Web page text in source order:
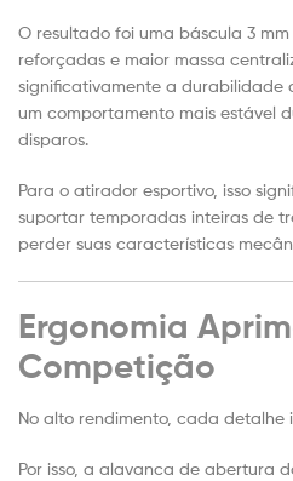
O resultado foi uma báscula 3
reforçadas e maior massa
significativamente a durabilidade
um comportamento mais estável
disparos.
Para o atirador esportivo, isso
suportar temporadas inteiras de
perder suas características
Ergonomia
Competição
No alto rendimento, cada detalhe
Por isso, a alavanca de abertura